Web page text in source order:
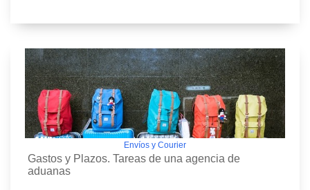
Envíos y Courier
Gastos y Plazos. Tareas de una agencia de
aduanas